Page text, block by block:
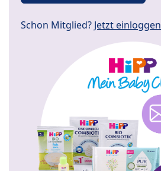
Schon Mitglied? Jetzt einloggen